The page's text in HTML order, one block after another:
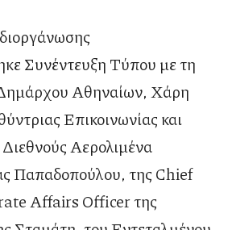
Συνέντευξη Τύπου με τη
Αθηναίων, Χάρη
Επικοινωνίας και
Αερολιμένα
Παπαδοπούλου, της Chief
Affairs Officer της